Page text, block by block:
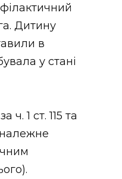
Дитину
в
у стані
1 ст. 115 та